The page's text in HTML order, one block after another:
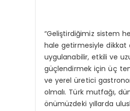
“Geliştirdiğimiz sistem
hale getirmesiyle dikkat
uygulanabilir, etkili ve
güçlendirmek için üç
ve yerel üretici
olmalı. Türk mutfağı,
önümüzdeki yıllarda